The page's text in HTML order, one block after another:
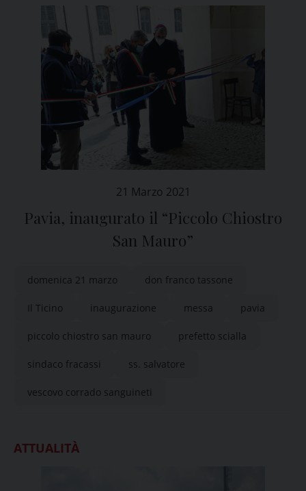
21 Marzo 2021
Pavia, inaugurato il “Piccolo Chiostro
San Mauro”
domenica 21 marzo don franco tassone
Il Ticino inaugurazione messa pavia
piccolo chiostro san mauro prefetto scialla
sindaco fracassi ss. salvatore
vescovo corrado sanguineti
ATTUALITÀ